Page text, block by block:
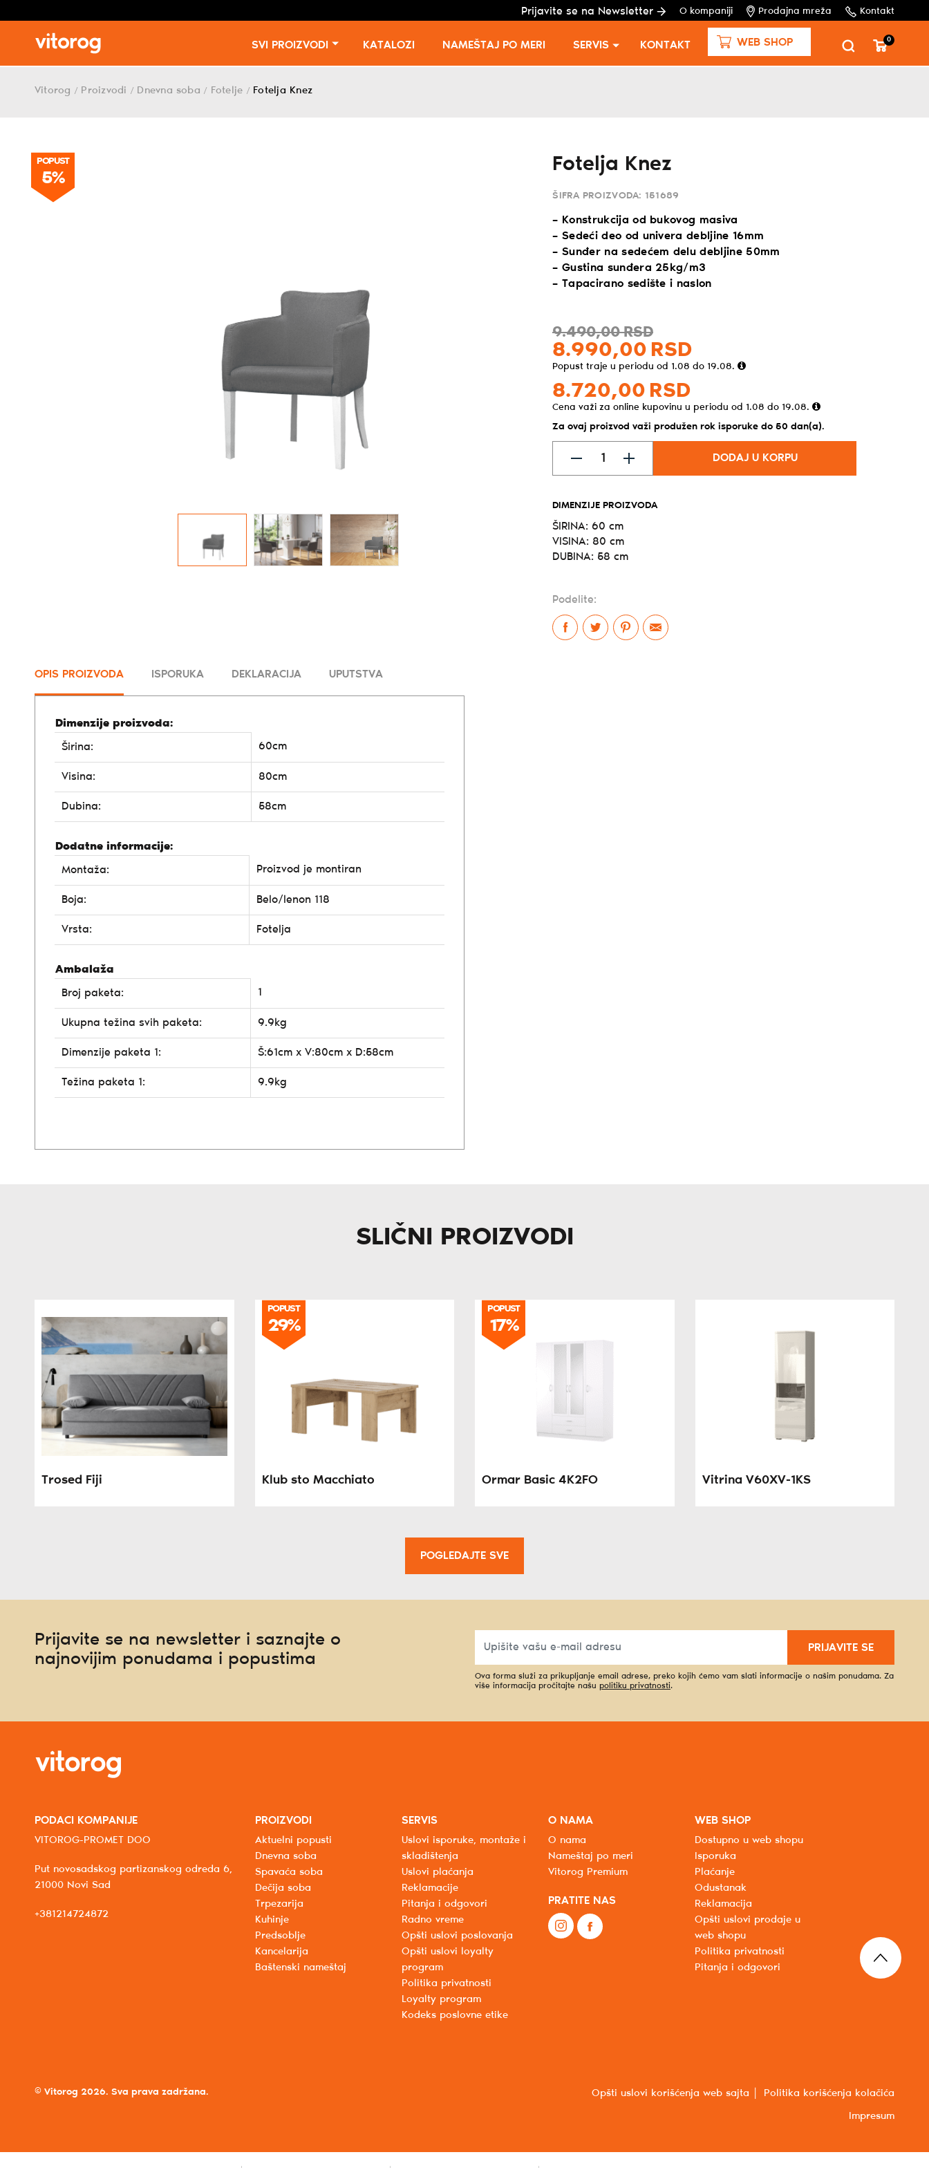
Prijavite se na Newsletter O kompaniji Prodajna mreža Kontakt
SVI PROIZVODI KATALOZI NAMEŠTAJ PO MERI SERVIS KONTAKT WEB SHOP 0
Vitorog / Proizvodi / Dnevna soba / Fotelje / Fotelja Knez
Fotelja Knez
POPUST
5%
ŠIFRA PROIZVODA: 151689
– Konstrukcija od bukovog masiva
– Sedeći deo od univera debljine 16mm
– Sunđer na sedećem delu debljine 50mm
– Gustina sunđera 25kg/m3
– Tapacirano sedište i naslon
9.490,00 RSD
8.990,00 RSD
Popust traje u periodu od 1.08 do 19.08.
8.720,00 RSD
Cena važi za online kupovinu u periodu od 1.08 do 19.08.
Za ovaj proizvod važi produžen rok isporuke do 50 dan(a).
DODAJ U KORPU
DIMENZIJE PROIZVODA
ŠIRINA: 60 cm
VISINA: 80 cm
DUBINA: 58 cm
Podelite:
OPIS PROIZVODA ISPORUKA DEKLARACIJA UPUTSTVA
Dimenzije proizvoda:
Širina:
60cm
Visina: 80cm
Dubina: 58cm
Dodatne informacije:
Montaža:
Proizvod je montiran
Boja: Belo/lenon 118
Vrsta: Fotelja
Ambalaža
Broj paketa:
1
Ukupna težina svih paketa: 9.9kg
Dimenzije paketa 1: Š:61cm x V:80cm x D:58cm
Težina paketa 1: 9.9kg
SLIČNI PROIZVODI
Trosed Fiji
POPUST
29%
Klub sto Macchiato
POPUST
17%
Ormar Basic 4K2FO Vitrina V60XV-1KS
POGLEDAJTE SVE
Prijavite se na newsletter i saznajte o
najnovijim ponudama i popustima
PRIJAVITE SE
Ova forma služi za prikupljanje email adrese, preko kojih ćemo vam slati informacije o našim ponudama. Za
više informacija pročitajte našu politiku privatnosti.
PODACI KOMPANIJE
VITOROG-PROMET DOO
Put novosadskog partizanskog odreda 6,
21000 Novi Sad
+381214724872
PROIZVODI
Aktuelni popusti
Dnevna soba
Spavaća soba
Dečija soba
Trpezarija
Kuhinje
Predsoblje
Kancelarija
Baštenski nameštaj
SERVIS
Uslovi isporuke, montaže i
skladištenja
Uslovi plaćanja
Reklamacije
Pitanja i odgovori
Radno vreme
Opšti uslovi poslovanja
Opšti uslovi loyalty
program
Politika privatnosti
Loyalty program
Kodeks poslovne etike
O NAMA
O nama
Nameštaj po meri
Vitorog Premium
PRATITE NAS
WEB SHOP
Dostupno u web shopu
Isporuka
Plaćanje
Odustanak
Reklamacija
Opšti uslovi prodaje u
web shopu
Politika privatnosti
Pitanja i odgovori
© Vitorog 2026. Sva prava zadržana. Opšti uslovi korišćenja web sajta Politika korišćenja kolačića
Impresum